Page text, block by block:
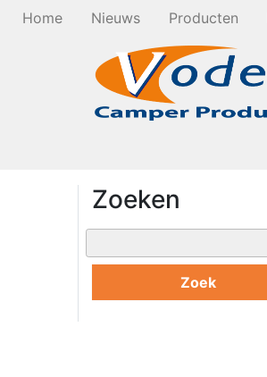
Home Nieuws Producten
Zoeken
Zoek